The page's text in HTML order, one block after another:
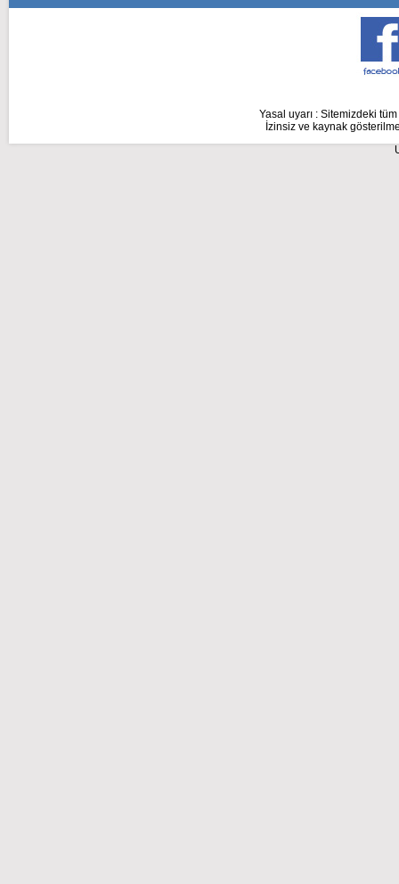
Yasal uyarı : Sitemizdeki
İzinsiz ve kaynak